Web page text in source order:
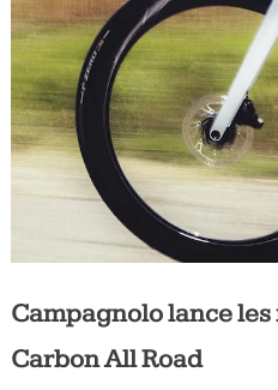
Tous
les
jours,
votre
actualité
vélo
Campagnolo lance
Carbon All Road